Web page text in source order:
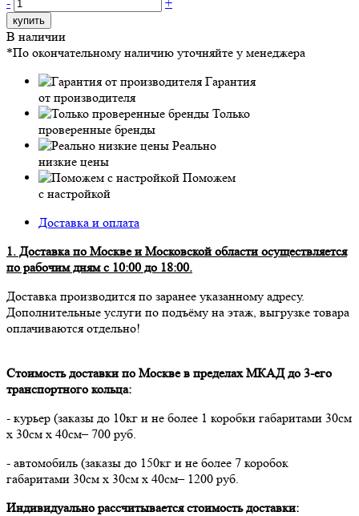
купить
В наличии
*По окончательному наличию уточняйте у менеджера
Гарантия
от производителя
Только
проверенные бренды
Реально
низкие цены
Поможем
с настройкой
Доставка и оплата
1. Доставка по Москве и Московской области осуществляется
по рабочим дням с 10:00 до 18:00.
Доставка производится по заранее указанному адресу.
Дополнительные услуги по подъёму на этаж, выгрузке товара
оплачиваются отдельно!
Стоимость доставки по Москве в пределах МКАД до 3-его
транспортного кольца:
- курьер (заказы до 10кг и не более 1 коробки габаритами 30см
х 30см х 40см– 700 руб.
- автомобиль (заказы до 150кг и не более 7 коробок
габаритами 30см х 30см х 40см– 1200 руб.
Индивидуально рассчитывается стоимость доставки: